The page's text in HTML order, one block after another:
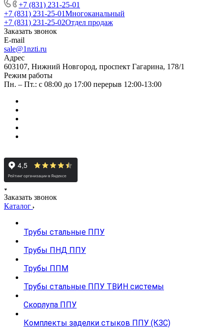
+7 (831) 231-25-01
+7 (831) 231-25-01Многоканальный
+7 (831) 231-25-02Отдел продаж
Заказать звонок
E-mail
sale@1nzti.ru
Адрес
603107, Нижний Новгород, проспект Гагарина, 178/1
Режим работы
Пн. – Пт.: с 08:00 до 17:00 перерыв 12:00-13:00
Заказать звонок
Каталог
Трубы стальные ППУ
Трубы ПНД ППУ
Трубы ППМ
Трубы стальные ППУ ТВИН системы
Скорлупа ППУ
Комплекты заделки стыков ППУ (КЗС)